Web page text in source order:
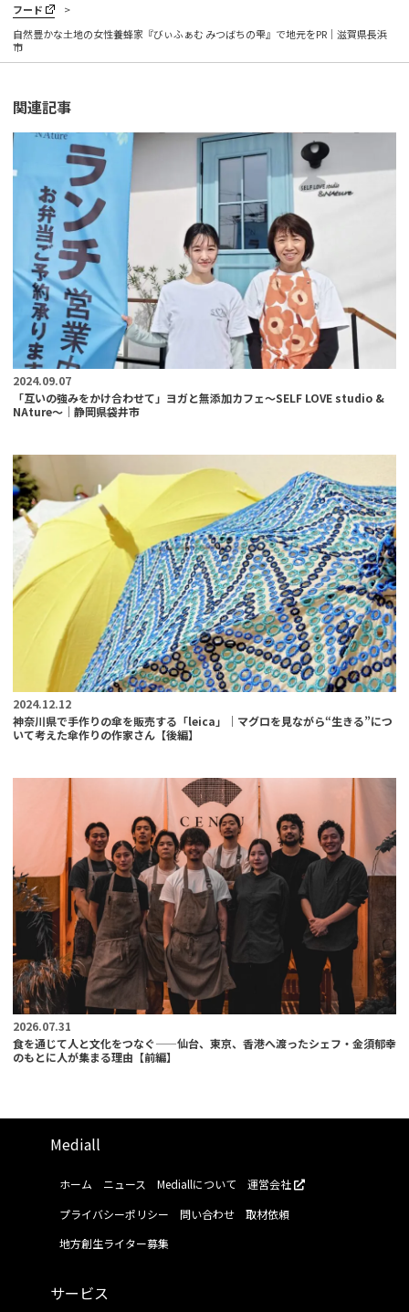
フード
自然豊かな土地の女性養蜂家『びぃふぁむ みつばちの雫』で地元をPR｜滋賀県長浜
市
関連記事
2024.09.07
「互いの強みをかけ合わせて」ヨガと無添加カフェ～SELF LOVE studio &
NAture～｜静岡県袋井市
2024.12.12
神奈川県で手作りの傘を販売する「leica」｜マグロを見ながら“生きる”につ
いて考えた傘作りの作家さん【後編】
2026.07.31
食を通じて人と文化をつなぐ——仙台、東京、香港へ渡ったシェフ・金須郁幸
のもとに人が集まる理由【前編】
Mediall
ホーム ニュース Mediallについて
運営会社
プライバシーポリシー
問い合わせ
取材依頼
地方創生ライター募集
サービス